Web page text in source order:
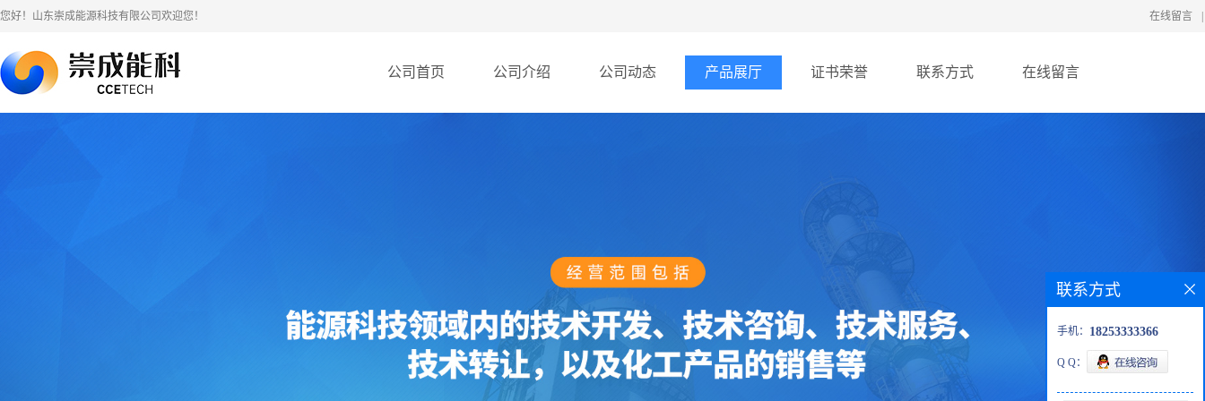
您好！山东崇成能源科技有限公司欢迎您！ 在线留言
公司首页 公司介绍 公司动态 产品展厅 证书荣誉 联系方式 在线留言
联系方式
手机： 18253333366
Q Q：